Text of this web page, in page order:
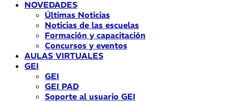
NOVEDADES
Últimas Noticias
Noticias de las escuelas
Formación y capacitación
Concursos y eventos
AULAS VIRTUALES
GEI
GEI
GEI PAD
Soporte al usuario GEI